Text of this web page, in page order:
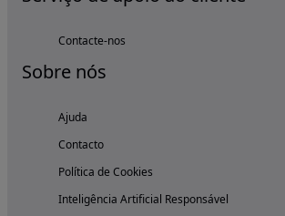
Contacte-nos
Sobre nós
Ajuda
Contacto
Política de Cookies
Inteligência Artificial Responsável